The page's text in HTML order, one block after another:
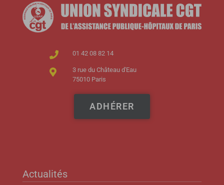
01 42 08 82 14
3 rue du Château d'Eau
75010 Paris
ADHÉRER
Actualités